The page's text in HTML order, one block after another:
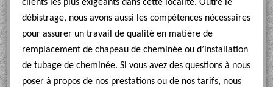
clients les plus exigeants dans cette localité. Outre le
débistrage, nous avons aussi les compétences nécessaires
pour assurer un travail de qualité en matière de
remplacement de chapeau de cheminée ou d’installation
de tubage de cheminée. Si vous avez des questions à nous
poser à propos de nos prestations ou de nos tarifs, nous